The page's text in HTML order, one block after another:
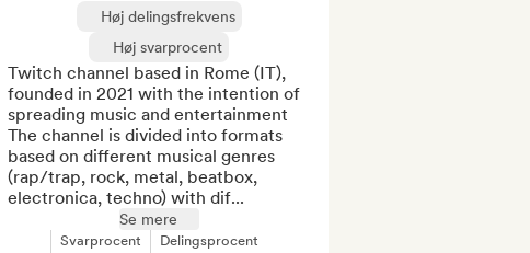
Høj delingsfrekvens
Høj svarprocent
Twitch channel based in Rome (IT),
founded in 2021 with the intention of
spreading music and entertainment
The channel is divided into formats
based on different musical genres
(rap/trap, rock, metal, beatbox,
electronica, techno) with dif...
Se mere
Svarprocent Delingsprocent